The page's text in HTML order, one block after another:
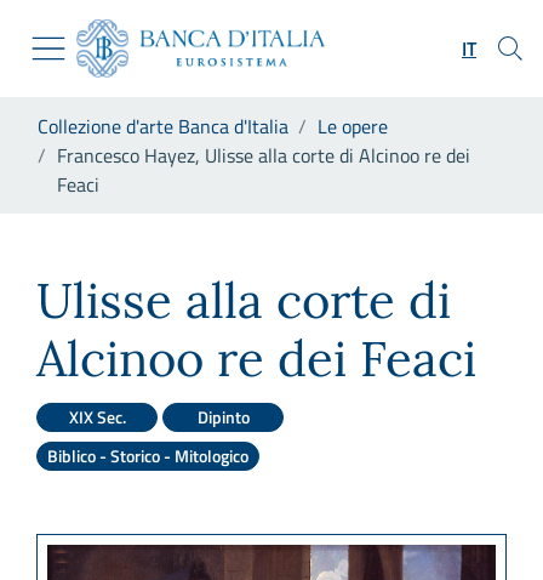
Skip to Main Content
Vai al sito istituzionale
Vai al menu di navigazione
Vai alla ricerca
Vai al footer
IT
Collezione d'arte Banca d'Italia
Le opere
Francesco Hayez, Ulisse alla corte di Alcinoo re dei
Feaci
Ulisse alla corte di
Alcinoo re dei Feaci
XIX Sec.
Dipinto
Biblico - Storico - Mitologico